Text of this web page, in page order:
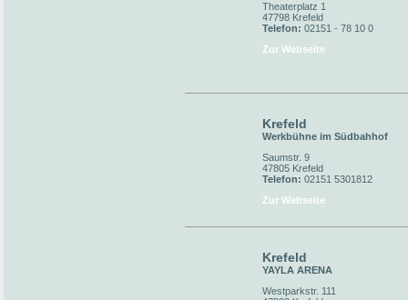
Theaterplatz 1
47798 Krefeld
Telefon: 02151 - 78 10 0
Zur Webseite
Krefeld
Werkbühne im Südbahhof
Saumstr. 9
47805 Krefeld
Telefon: 02151 5301812
Zur Webseite
Krefeld
YAYLA ARENA
Westparkstr. 111